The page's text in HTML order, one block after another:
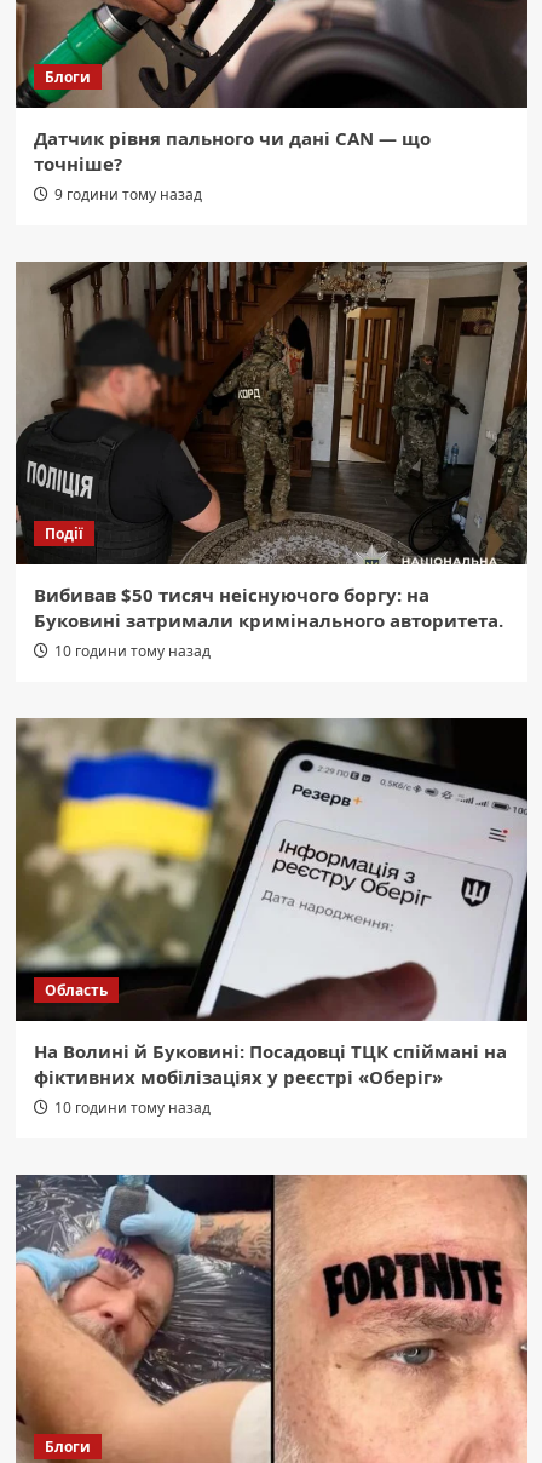
Блоги
Датчик рівня пального чи дані CAN — що
точніше?
9 години тому назад
Події
Вибивав $50 тисяч неіснуючого боргу: на
Буковині затримали кримінального авторитета.
10 години тому назад
Область
На Волині й Буковині: Посадовці ТЦК спіймані на
фіктивних мобілізаціях у реєстрі «Оберіг»
10 години тому назад
Блоги